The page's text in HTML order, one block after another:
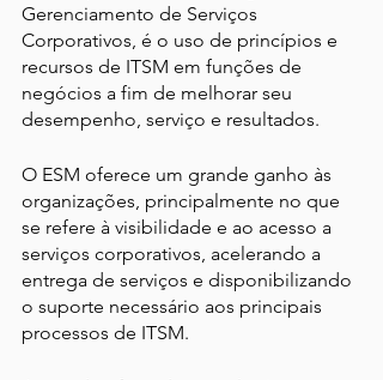
Gerenciamento de Serviços
Corporativos, é o uso de princípios e
recursos de ITSM em funções de
negócios a fim de melhorar seu
desempenho, serviço e resultados.
O ESM oferece um grande ganho às
organizações, principalmente no que
se refere à visibilidade e ao acesso a
serviços corporativos, acelerando a
entrega de serviços e disponibilizando
o suporte necessário aos principais
processos de ITSM.